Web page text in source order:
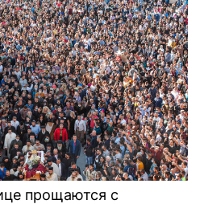
прощаются с